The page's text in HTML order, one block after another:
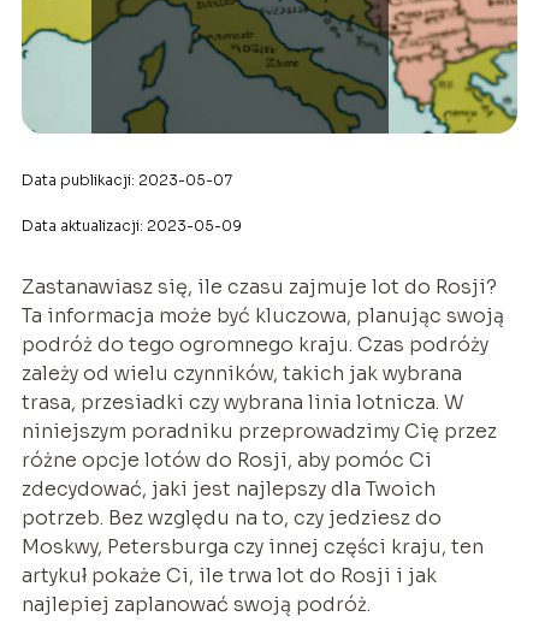
Data publikacji: 2023-05-07
Data aktualizacji: 2023-05-09
Zastanawiasz się, ile czasu zajmuje lot do Rosji?
Ta informacja może być kluczowa, planując swoją
podróż do tego ogromnego kraju. Czas podróży
zależy od wielu czynników, takich jak wybrana
trasa, przesiadki czy wybrana linia lotnicza. W
niniejszym poradniku przeprowadzimy Cię przez
różne opcje lotów do Rosji, aby pomóc Ci
zdecydować, jaki jest najlepszy dla Twoich
potrzeb. Bez względu na to, czy jedziesz do
Moskwy, Petersburga czy innej części kraju, ten
artykuł pokaże Ci, ile trwa lot do Rosji i jak
najlepiej zaplanować swoją podróż.